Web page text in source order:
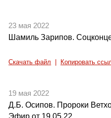
23 мая 2022
Шамиль Зарипов.
Скачать файл Копировать
19 мая 2022
Д.Б. Осипов. Пророки
Эфир от 19.05.22